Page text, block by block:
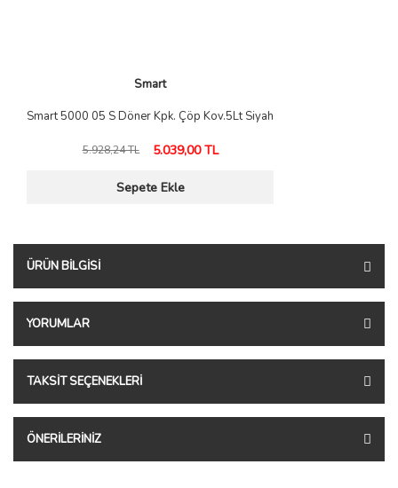
Smart
Smart 5000 05 S Döner Kpk. Çöp Kov.5Lt Siyah
5.928,24 TL 5.039,00 TL
Sepete Ekle
ÜRÜN BILGISI
YORUMLAR
TAKSIT SEÇENEKLERI
ÖNERILERINIZ